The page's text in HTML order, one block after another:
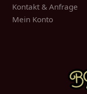
Kontakt & Anfrage
Mein Konto